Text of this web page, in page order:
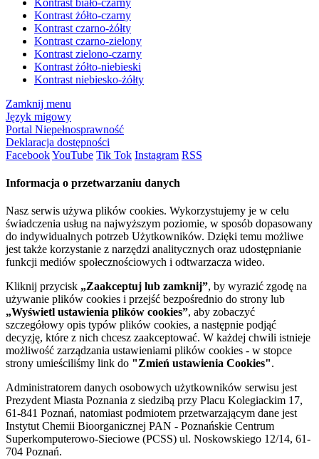
Kontrast żółto-czarny
Kontrast czarno-żółty
Kontrast czarno-zielony
Kontrast zielono-czarny
Kontrast żółto-niebieski
Kontrast niebiesko-żółty
Zamknij menu
Język migowy
Portal Niepełnosprawność
Deklaracja dostępności
FacebookYouTube Tik Tok Instagram RSS
Informacja o przetwarzaniu danych
Nasz serwis używa plików cookies. Wykorzystujemy je w celu
świadczenia usług na najwyższym poziomie, w sposób dopasowany
do indywidualnych potrzeb Użytkowników. Dzięki temu możliwe
jest także korzystanie z narzędzi analitycznych oraz udostępnianie
funkcji mediów społecznościowych i odtwarzacza wideo.
Kliknij przycisk „Zaakceptuj lub zamknij”, by wyrazić zgodę na
używanie plików cookies i przejść bezpośrednio do strony lub
„Wyświetl ustawienia plików cookies”, aby zobaczyć
szczegółowy opis typów plików cookies, a następnie podjąć
decyzję, które z nich chcesz zaakceptować. W każdej chwili istnieje
możliwość zarządzania ustawieniami plików cookies - w stopce
strony umieściliśmy link do "Zmień ustawienia Cookies".
Administratorem danych osobowych użytkowników serwisu jest
Prezydent Miasta Poznania z siedzibą przy Placu Kolegiackim 17,
61-841 Poznań, natomiast podmiotem przetwarzającym dane jest
Instytut Chemii Bioorganicznej PAN - Poznańskie Centrum
Superkomputerowo-Sieciowe (PCSS) ul. Noskowskiego 12/14, 61-
704 Poznań.